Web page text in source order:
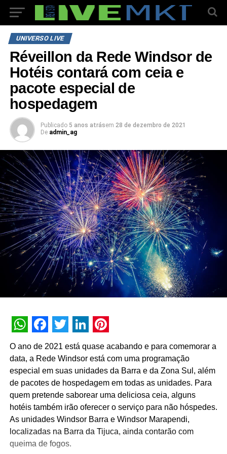
UNIVERSO LIVE
Réveillon da Rede Windsor de
Hotéis contará com ceia e
pacote especial de
hospedagem
Publicado 5 anos atrásem 28 de dezembro de 2021
De admin_ag
WhatsApp
Facebook
Twitter
LinkedIn
Pinterest
O ano de 2021 está quase acabando e para comemorar a
data, a Rede Windsor está com uma programação
especial em suas unidades da Barra e da Zona Sul, além
de pacotes de hospedagem em todas as unidades. Para
quem pretende saborear uma deliciosa ceia, alguns
hotéis também irão oferecer o serviço para não hóspedes.
As unidades Windsor Barra e Windsor Marapendi,
localizadas na Barra da Tijuca, ainda contarão com
queima de fogos.